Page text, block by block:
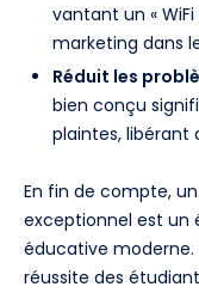
vantant un «
marketing dans
Réduit les
bien conçu
plaintes, libérant
En fin de compte, un
exceptionnel est un
éducative moderne.
réussite des